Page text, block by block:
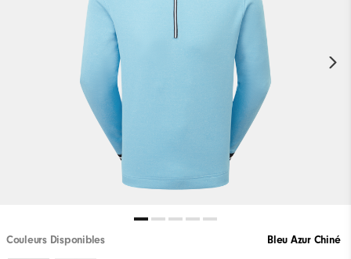
Couleurs Disponibles Bleu Azur Chiné